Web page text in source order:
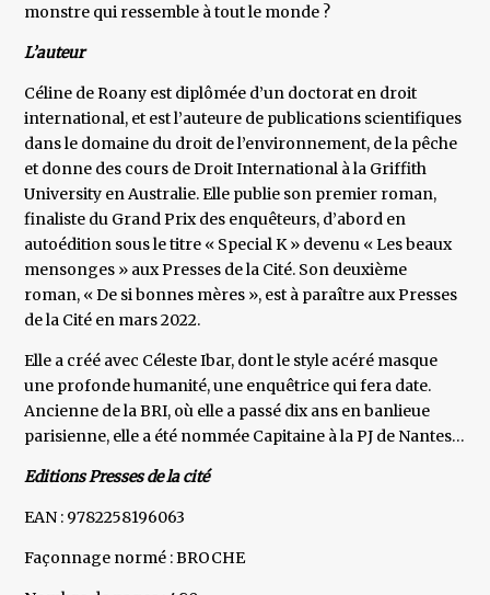
monstre qui ressemble à tout le monde ?
L’auteur
Céline de Roany est diplômée d’un doctorat en droit
international, et est l’auteure de publications scientifiques
dans le domaine du droit de l’environnement, de la pêche
et donne des cours de Droit International à la Griffith
University en Australie. Elle publie son premier roman,
finaliste du Grand Prix des enquêteurs, d’abord en
autoédition sous le titre « Special K » devenu « Les beaux
mensonges » aux Presses de la Cité. Son deuxième
roman, « De si bonnes mères », est à paraître aux Presses
de la Cité en mars 2022.
Elle a créé avec Céleste Ibar, dont le style acéré masque
une profonde humanité, une enquêtrice qui fera date.
Ancienne de la BRI, où elle a passé dix ans en banlieue
parisienne, elle a été nommée Capitaine à la PJ de Nantes…
Editions Presses de la cité
EAN : 9782258196063
Façonnage normé : BROCHE